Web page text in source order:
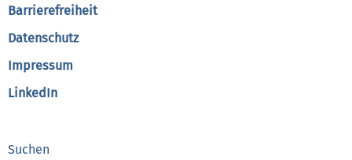
Barrierefreiheit
Datenschutz
Impressum
LinkedIn
Suchen